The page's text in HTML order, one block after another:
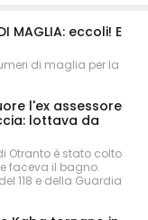
MAGLIA: eccoli! E
di maglia per la
l'ex assessore
lottava da
Otranto è stato colto
faceva il bagno.
118 e della Guardia